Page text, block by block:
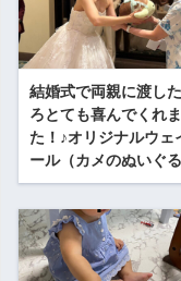
結婚式で両親に渡し
ろとても喜んでくれ
た！♪オリジナルウェ
ール（カメのぬいぐ